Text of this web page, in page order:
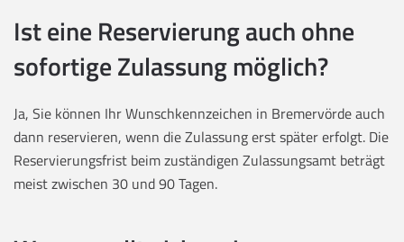
Ist eine Reservierung auch ohne
sofortige Zulassung möglich?
Ja, Sie können Ihr Wunschkennzeichen in Bremervörde auch
dann reservieren, wenn die Zulassung erst später erfolgt. Die
Reservierungsfrist beim zuständigen Zulassungsamt beträgt
meist zwischen 30 und 90 Tagen.